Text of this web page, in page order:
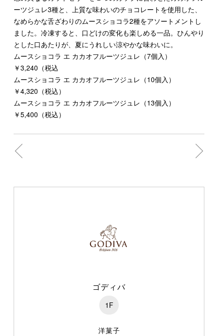
ーツジュレ3種と、上質な味わいのチョコレートを使用した、
なめらかな舌ざわりのムースショコラ2種をアソートメントし
ました。冷凍すると、口どけの変化も楽しめる一品。ひんやり
とした口あたりが、夏にうれしい涼やかな味わいに。
ムースショコラ エ カカオフルーツジュレ（7個入）
￥3,240（税込
ムースショコラ エ カカオフルーツジュレ（10個入）
￥4,320（税込）
ムースショコラ エ カカオフルーツジュレ（13個入）
￥5,400（税込）
ゴディバ
1F
洋菓子